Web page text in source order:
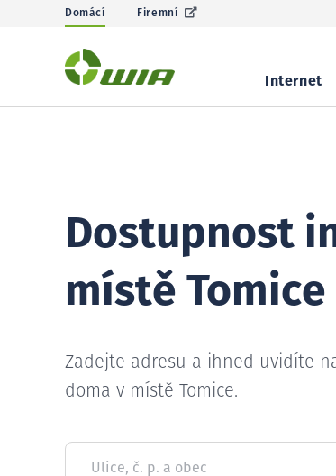
Domácí Firemní
Internet
Dostupnost
místě Tomice
Zadejte adresu a ihned uvidíte
doma v místě Tomice.
Ulice, č. p. a obec